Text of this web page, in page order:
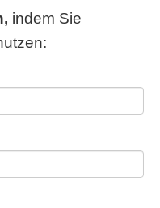
indem Sie